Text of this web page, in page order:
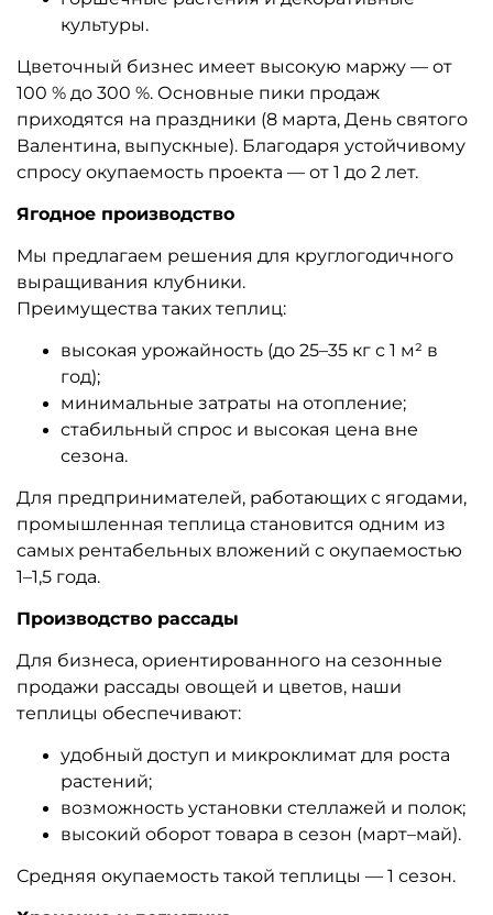
культуры.
Цветочный бизнес имеет высокую маржу — от
100 % до 300 %. Основные пики продаж
приходятся на праздники (8 марта, День святого
Валентина, выпускные). Благодаря устойчивому
спросу окупаемость проекта — от 1 до 2 лет.
Ягодное производство
Мы предлагаем решения для круглогодичного
выращивания клубники.
Преимущества таких теплиц:
высокая урожайность (до 25–35 кг с 1 м² в
год);
минимальные затраты на отопление;
стабильный спрос и высокая цена вне
сезона.
Для предпринимателей, работающих с ягодами,
промышленная теплица становится одним из
самых рентабельных вложений с окупаемостью
1–1,5 года.
Производство рассады
Для бизнеса, ориентированного на сезонные
продажи рассады овощей и цветов, наши
теплицы обеспечивают:
удобный доступ и микроклимат для роста
растений;
возможность установки стеллажей и полок;
высокий оборот товара в сезон (март–май).
Средняя окупаемость такой теплицы — 1 сезон.